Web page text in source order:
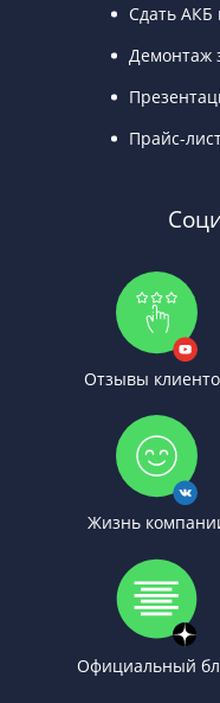
Сдать АКБ
Демонтаж
Прайс-
Отзывы
Жизнь
Официальный